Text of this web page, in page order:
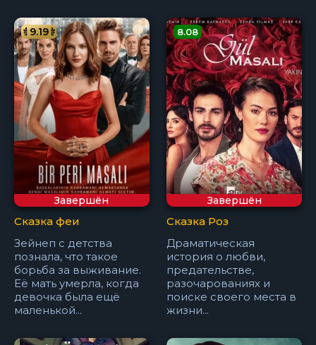
Завершён
9.19
Сказка феи
Зейнеп с детства
познала, что такое
борьба за выживание.
Её мать умерла, когда
девочка была ещё
маленькой...
Завершён
8.08
Сказка Роз
Драматическая
история о любви,
предательстве,
разочарованиях и
поиске своего места в
жизни...